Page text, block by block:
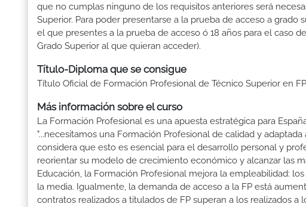
que no cumplas ninguno de los requisitos anteriores será
Superior. Para poder presentarse a la prueba de acceso a
el que presentes a la prueba de acceso ó 18 años para el caso
Grado Superior al que quieran acceder).
Título-Diploma que se consigue
Título Oficial de Formación Profesional de Técnico Superior en
Más información sobre el curso
La Formación Profesional es una apuesta estratégica para
"...necesitamos una Formación Profesional de calidad y
considera que esto es esencial para el desarrollo personal y
reorientar su modelo de crecimiento económico y alcanzar las
Educación, la Formación Profesional mejora la empleabilidad:
la media. Igualmente, la demanda de acceso a la FP está
contratos realizados a titulados de FP superan a los realizados